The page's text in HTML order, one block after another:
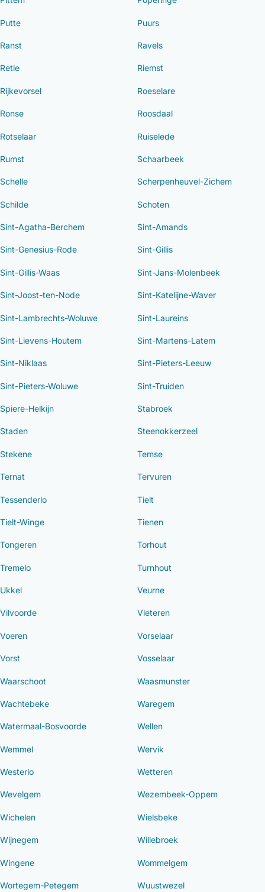
Putte Puurs
Ranst Ravels
Retie Riemst
Rijkevorsel Roeselare
Ronse Roosdaal
Rotselaar Ruiselede
Rumst Schaarbeek
Schelle Scherpenheuvel-Zichem
Schilde Schoten
Sint-Agatha-Berchem Sint-Amands
Sint-Genesius-Rode Sint-Gillis
Sint-Gillis-Waas Sint-Jans-Molenbeek
Sint-Joost-ten-Node Sint-Katelijne-Waver
Sint-Lambrechts-Woluwe Sint-Laureins
Sint-Lievens-Houtem Sint-Martens-Latem
Sint-Niklaas Sint-Pieters-Leeuw
Sint-Pieters-Woluwe Sint-Truiden
Spiere-Helkijn Stabroek
Staden Steenokkerzeel
Stekene Temse
Ternat Tervuren
Tessenderlo Tielt
Tielt-Winge Tienen
Tongeren Torhout
Tremelo Turnhout
Ukkel Veurne
Vilvoorde Vleteren
Voeren Vorselaar
Vorst Vosselaar
Waarschoot Waasmunster
Wachtebeke Waregem
Watermaal-Bosvoorde Wellen
Wemmel Wervik
Westerlo Wetteren
Wevelgem Wezembeek-Oppem
Wichelen Wielsbeke
Wijnegem Willebroek
Wingene Wommelgem
Wortegem-Petegem Wuustwezel